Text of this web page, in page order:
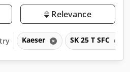
Relevance
Kaeser SK 25 T SFC